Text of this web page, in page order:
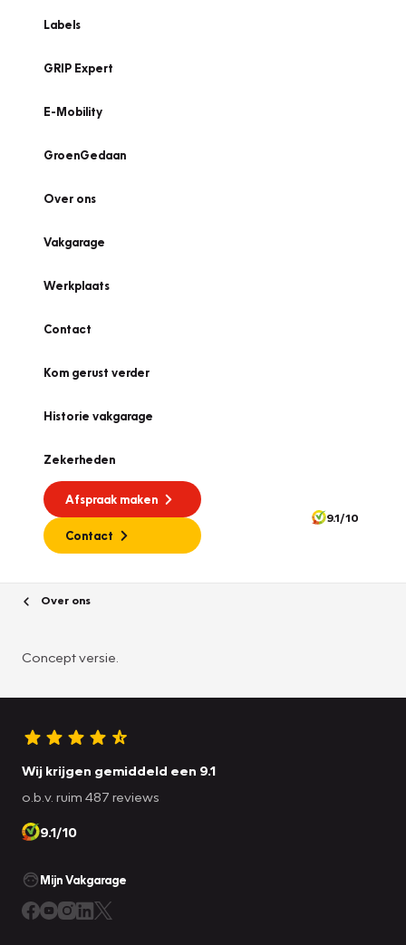
Labels
GRIP Expert
E-Mobility
GroenGedaan
Over ons
Vakgarage
Werkplaats
Contact
Kom gerust verder
Historie vakgarage
Zekerheden
Afspraak maken
Contact
9.1/10
Over ons
Concept versie.
Wij krijgen gemiddeld een 9.1
o.b.v. ruim 487 reviews
9.1/10
Mijn Vakgarage